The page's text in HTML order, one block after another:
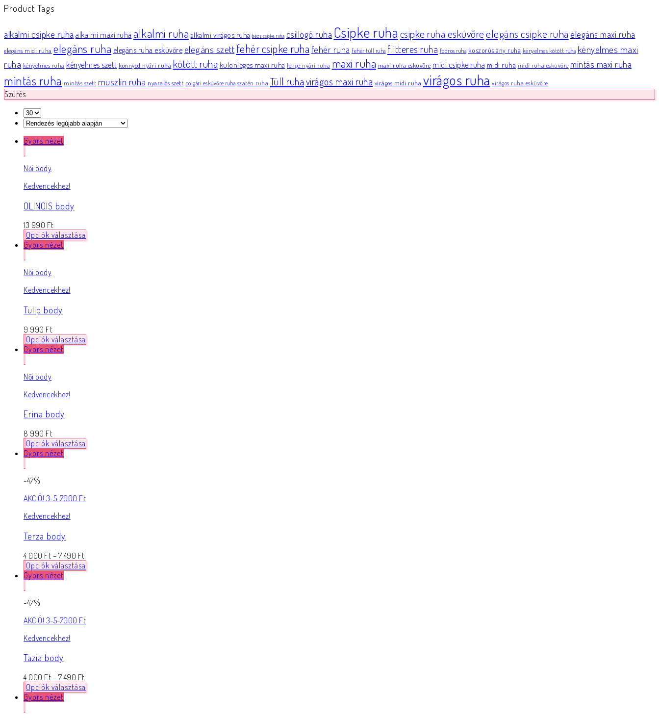
Product Tags
alkalmi csipke ruha alkalmi maxi ruha alkalmi ruha alkalmi virágos ruha bézs csipke ruha csillogó ruha Csipke ruhacsipke ruha esküvőreelegáns csipke ruha elegáns maxi ruha
elegáns midi ruha elegáns ruha elegáns ruha esküvőre elegáns szett fehér csipke ruha fehér ruha fehér tüll ruha flitteres ruha fodros ruha koszorúslány ruha kényelmes kötött ruha kényelmes maxi
ruha kényelmes ruha kényelmes szett könnyed nyári ruha kötött ruha különleges maxi ruha lenge nyári ruha maxi ruha maxi ruha esküvőre midi csipke ruha midi ruha midi ruha esküvőre mintás maxi ruha
mintás ruha mintás szett muszlin ruha nyaralós szett polgári esküvőre ruha szatén ruha Tüll ruhavirágos maxi ruha virágos midi ruha virágos ruha virágos ruha esküvőre
Szűrés
Gyors nézet
Női body
Kedvencekhez!
OLINOIS body
13 990 Ft
Opciók választása
Gyors nézet
Női body
Kedvencekhez!
Tulip body
9 990 Ft
Opciók választása
Gyors nézet
Női body
Kedvencekhez!
Erina body
8 990 Ft
Opciók választása
Gyors nézet
-47%
AKCIÓ! 3-5-7000 Ft
Kedvencekhez!
Terza body
4 000 Ft – 7 490 Ft
Opciók választása
Gyors nézet
-47%
AKCIÓ! 3-5-7000 Ft
Kedvencekhez!
Tazia body
4 000 Ft – 7 490 Ft
Opciók választása
Gyors nézet